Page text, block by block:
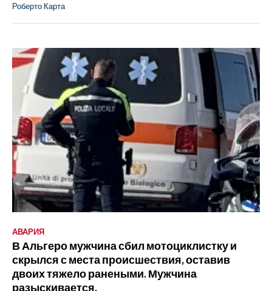
Роберто Карта
АВАРИЯ
В Альгеро мужчина сбил мотоциклистку и
скрылся с места происшествия, оставив
двоих тяжело ранеными. Мужчина
разыскивается.